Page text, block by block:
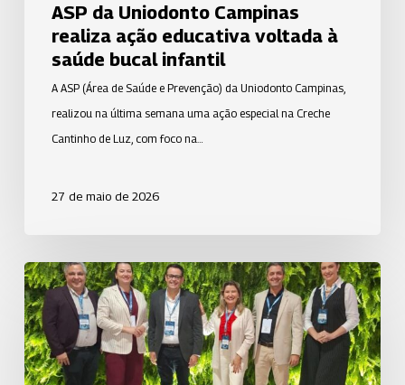
ASP da Uniodonto Campinas
realiza ação educativa voltada à
saúde bucal infantil
A ASP (Área de Saúde e Prevenção) da Uniodonto Campinas,
realizou na última semana uma ação especial na Creche
Cantinho de Luz, com foco na…
27 de maio de 2026
Uniodonto
Goiânia
amplia
debate
sobre